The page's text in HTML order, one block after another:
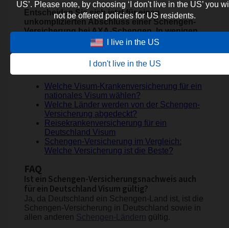
US’. Please note, by choosing ‘I don't live in the US’ you
not be offered policies for US residents.
I live in the US
I don't live in the US
Entscheiden Sie sich jetzt für einen
unkomplizierten Abschluss einer Schengen-
Versicherung bei AXA-Schengen. In wenigen
Sekunden erhalten Sie einen kostenlosen und
Kostenvoranschlag
Related Articles
Welche Visum-Krankenversicherung für ein
nationales Visum wählen?
Welche Länder werden von der Schengen-
Versicherung abgedeckt?
Reisekrankenversicherung für ein
Deutschland Visum
Schengen-Versicherung im Vergleich:
Welche Versicherung ist die Beste?
FAQ
Ist ein Schengen-Versicherungsnachweis auch
für ein Deutschland Visum gültig?
Ja, da Deutschland ein Schengen-Land ist, ist die
Schengen-Versicherung in Deutschland sowie in
allen anderen Schengen-Ländern gültig.